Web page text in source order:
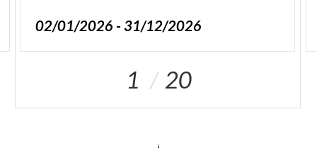
02/01/2026 - 31/12/2026
1 20